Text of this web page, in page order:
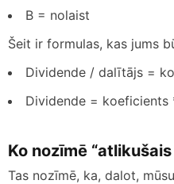
B = nolaist
Šeit ir formulas, kas jums
Dividende / dalītājs =
Dividende =
Ko nozīmē “atlikušais
Tas nozīmē, ka, dalot,